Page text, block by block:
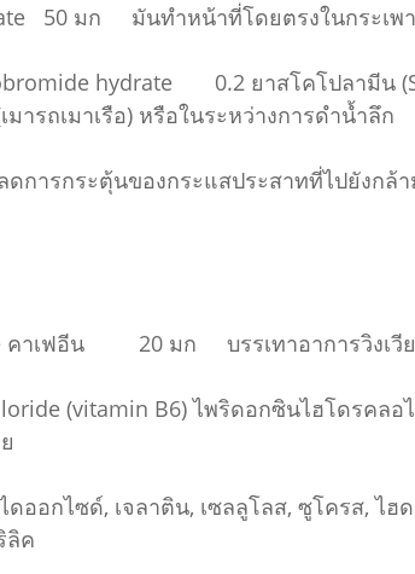
50 มก มันทำหน้าที่โดยตรงในกระเพา
hydrate 0.2 ยาสโคโปลามีน
มารถเมาเรือ) หรือในระหว่างการดำน้ำลึก
การกระตุ้นของกระแสประสาทที่ไปยังกล้
คาเฟอีน 20 มก บรรเทาอาการวิงเวีย
(vitamin B6) ไพริดอกซินไฮโดรค
ออกไซด์, เจลาติน, เซลลูโลส, ซูโครส, ไ
ลิค